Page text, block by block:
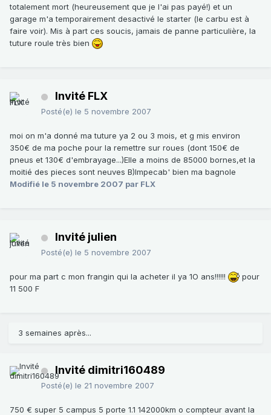
totalement mort (heureusement que je l'ai pas payé!) et un
garage m'a temporairement desactivé le starter (le carbu est à
faire voir). Mis à part ces soucis, jamais de panne particulière, la
tuture roule très bien
Invité FLX
Posté(e) le 5 novembre 2007
moi on m'a donné ma tuture ya 2 ou 3 mois, et g mis environ
350€ de ma poche pour la remettre sur roues (dont 150€ de
pneus et 130€ d'embrayage...)Elle a moins de 85000 bornes,et la
moitié des pieces sont neuves B)Impecab' bien ma bagnole
Modifié le 5 novembre 2007 par FLX
Invité julien
Posté(e) le 5 novembre 2007
pour ma part c mon frangin qui la acheter il ya 1O ans!!!!!!
pour
11 500 F
3 semaines après...
Invité dimitri160489
Posté(e) le 21 novembre 2007
750 € super 5 campus 5 porte 1.1 142000km o compteur avant la